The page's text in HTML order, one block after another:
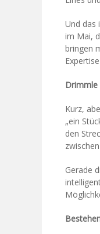
Und das
im Mai,
bringen
Drimmle
Kurz,
„ein
den
Gerade